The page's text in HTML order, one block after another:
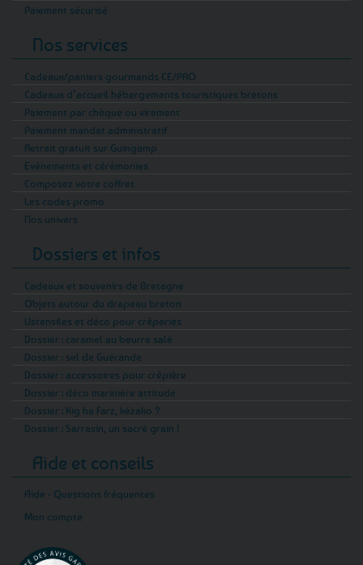
Paiement sécurisé
Nos services
Cadeaux/paniers gourmands CE/PRO
Cadeaux d’accueil hébergements touristiques bretons
Paiement par chèque ou virement
Paiement mandat administratif
Retrait gratuit sur Guingamp
Evénements et cérémonies
Composez votre coffret
Les codes promo
Nos univers
Dossiers et infos
Cadeaux et souvenirs de Bretagne
Objets autour du drapeau breton
Ustensiles et déco pour crêperies
Dossier : caramel au beurre salé
Dossier : sel de Guérande
Dossier : accessoires pour crêpière
Dossier : déco marinière attitude
Dossier : Kig ha Farz, kézako ?
Dossier : Sarrasin, un sacré grain !
Aide et conseils
Aide - Questions fréquentes
Mon compte